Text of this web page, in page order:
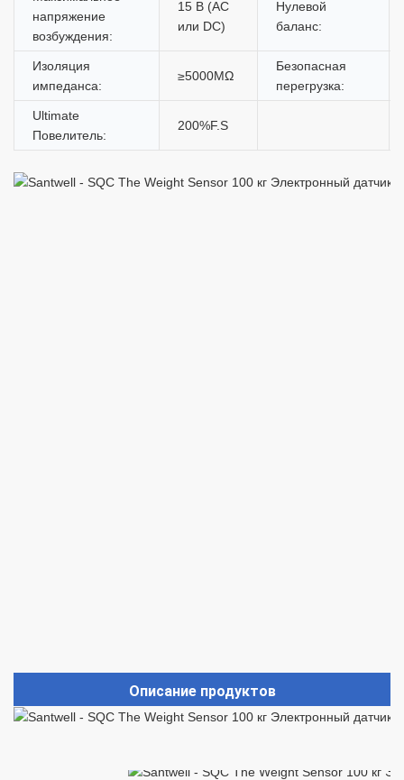
напряжение
возбуждения:
15 В (AC
или DC)
Нулевой
баланс:
Изоляция
импеданса:
≥5000MΩ
Безопасная
перегрузка:
Ultimate
Повелитель:
200%F.S
Описание продуктов